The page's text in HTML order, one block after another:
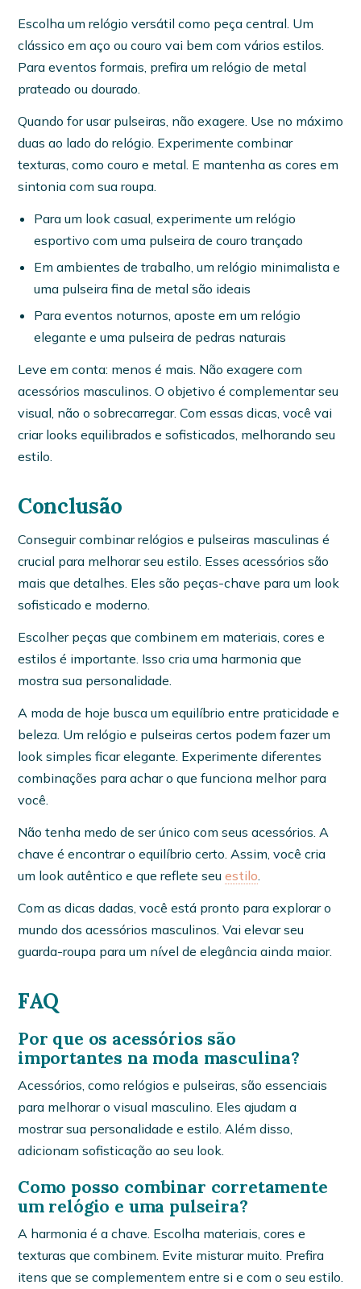
Escolha um relógio versátil como peça central. Um
clássico em aço ou couro vai bem com vários estilos.
Para eventos formais, prefira um relógio de metal
prateado ou dourado.
Quando for usar pulseiras, não exagere. Use no máximo
duas ao lado do relógio. Experimente combinar
texturas, como couro e metal. E mantenha as cores em
sintonia com sua roupa.
Para um look casual, experimente um relógio
esportivo com uma pulseira de couro trançado
Em ambientes de trabalho, um relógio minimalista e
uma pulseira fina de metal são ideais
Para eventos noturnos, aposte em um relógio
elegante e uma pulseira de pedras naturais
Leve em conta: menos é mais. Não exagere com
acessórios masculinos. O objetivo é complementar seu
visual, não o sobrecarregar. Com essas dicas, você vai
criar looks equilibrados e sofisticados, melhorando seu
estilo.
Conclusão
Conseguir combinar relógios e pulseiras masculinas é
crucial para melhorar seu estilo. Esses acessórios são
mais que detalhes. Eles são peças-chave para um look
sofisticado e moderno.
Escolher peças que combinem em materiais, cores e
estilos é importante. Isso cria uma harmonia que
mostra sua personalidade.
A moda de hoje busca um equilíbrio entre praticidade e
beleza. Um relógio e pulseiras certos podem fazer um
look simples ficar elegante. Experimente diferentes
combinações para achar o que funciona melhor para
você.
Não tenha medo de ser único com seus acessórios. A
chave é encontrar o equilíbrio certo. Assim, você cria
um look autêntico e que reflete seu estilo
Com as dicas dadas, você está pronto para explorar o
mundo dos acessórios masculinos. Vai elevar seu
guarda-roupa para um nível de elegância ainda maior.
FAQ
Por que os acessórios são
importantes na moda masculina?
Acessórios, como relógios e pulseiras, são essenciais
para melhorar o visual masculino. Eles ajudam a
mostrar sua personalidade e estilo. Além disso,
adicionam sofisticação ao seu look.
Como posso combinar corretamente
um relógio e uma pulseira?
A harmonia é a chave. Escolha materiais, cores e
texturas que combinem. Evite misturar muito. Prefira
itens que se complementem entre si e com o seu estilo.